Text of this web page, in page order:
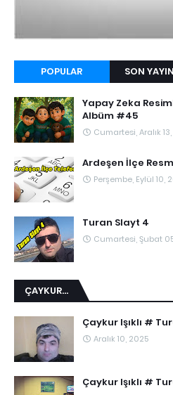
POPULAR SON
Yapay Zeka
Albüm #45
Cumartesi, Aralık
Ardeşen İlçe
Perşembe, Eylül 10,
Turan Slayt 4
Cumartesi, Şubat
ÇAYKUR...
Çaykur Işıklı #
Aralık 10, 2025
Çaykur Işıklı #